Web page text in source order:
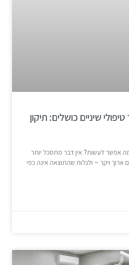
שיניים כושלים: תיקון
אפשר לעשות? אין דבר מתסכל יותר
ארוך ויקר – ולגלות שהתוצאה אינה כפי